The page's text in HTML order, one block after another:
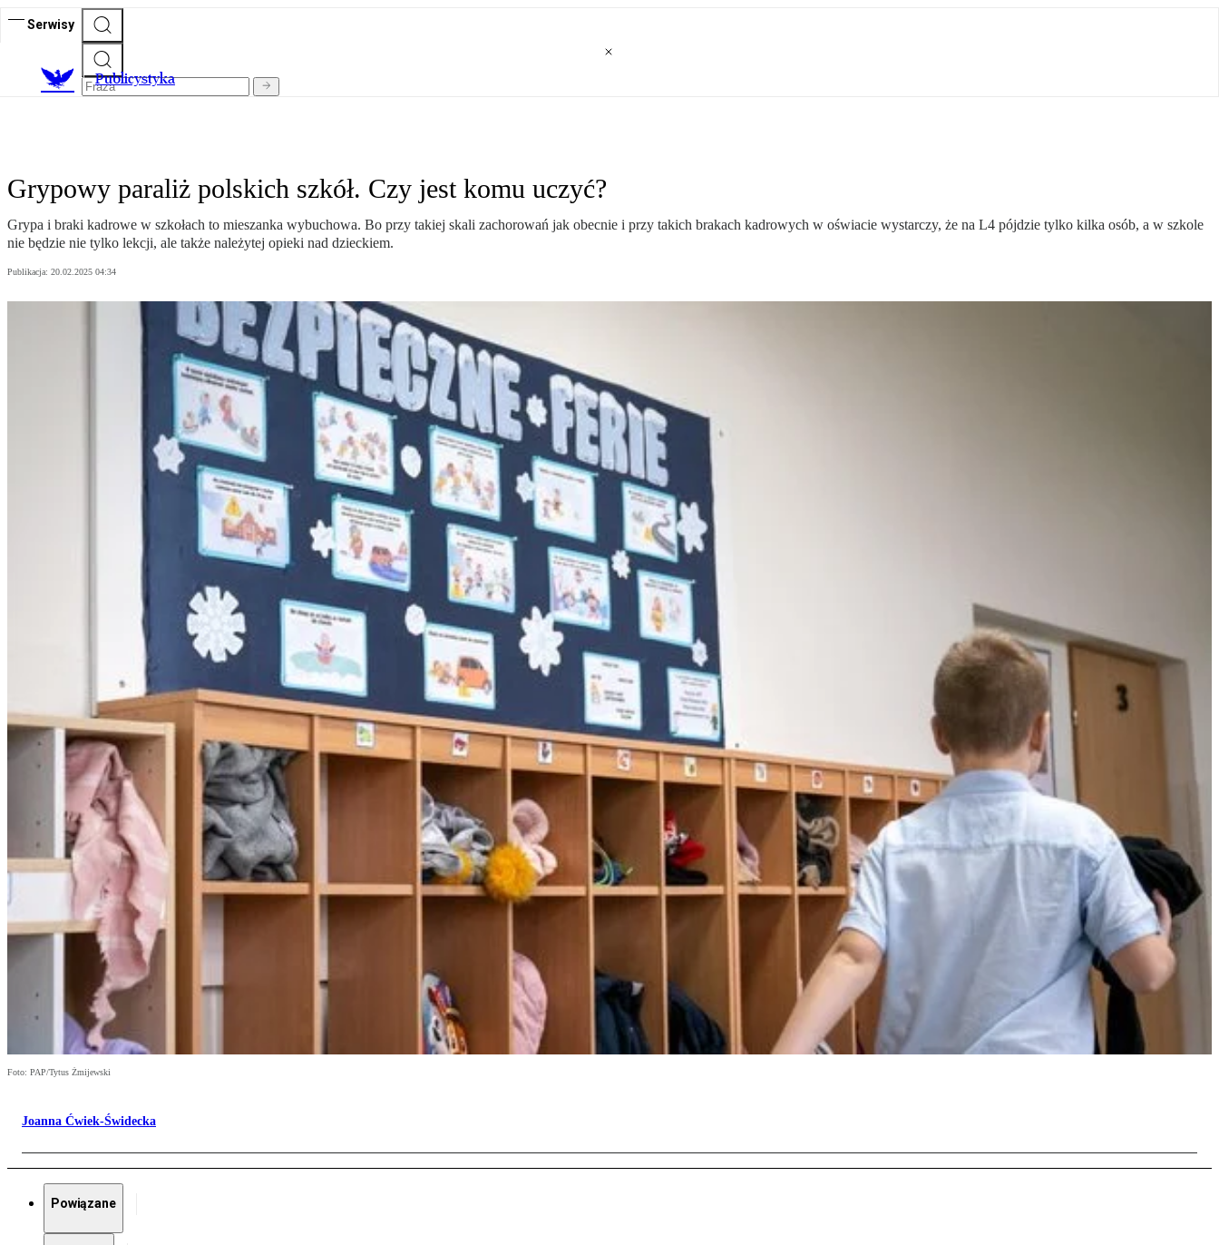
Serwisy
Publicystyka
Grypowy paraliż polskich szkół. Czy jest komu uczyć?
Grypa i braki kadrowe w szkołach to mieszanka wybuchowa. Bo przy takiej skali zachorowań jak obecnie i przy takich brakach kadrowych w oświacie wystarczy, że na L4 pójdzie tylko kilka osób, a w szkole
nie będzie nie tylko lekcji, ale także należytej opieki nad dzieckiem.
Publikacja: 20.02.2025 04:34
Foto: PAP/Tytus Żmijewski
Joanna Ćwiek-Świdecka
Powiązane